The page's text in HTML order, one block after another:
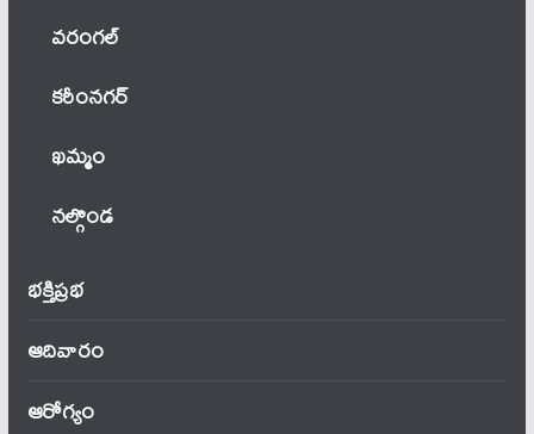
వ‌రంగ‌ల్
కరీంనగర్
ఖ‌మ్మం
నల్గొండ
భక్తిప్రభ
ఆదివారం
ఆరోగ్యం